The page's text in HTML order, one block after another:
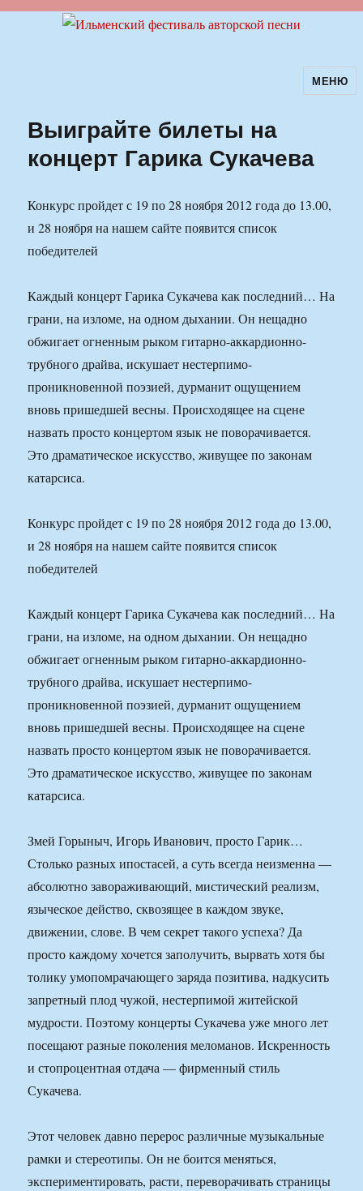
Ильменский фестиваль авторскойМЕНЮ
Выиграйте билеты на
концерт Гарика Сукачева
Конкурс пройдет с 19 по 28 ноября 2012 года до 13.00,
и 28 ноября на нашем сайте появится список
победителей
Каждый концерт Гарика Сукачева как последний… На
грани, на изломе, на одном дыхании. Он нещадно
обжигает огненным рыком гитарно-аккардионно-
трубного драйва, искушает нестерпимо-
проникновенной поэзией, дурманит ощущением
вновь пришедшей весны. Происходящее на сцене
назвать просто концертом язык не поворачивается.
Это драматическое искусство, живущее по законам
катарсиса.
Конкурс пройдет с 19 по 28 ноября 2012 года до 13.00,
и 28 ноября на нашем сайте появится список
победителей
Каждый концерт Гарика Сукачева как последний… На
грани, на изломе, на одном дыхании. Он нещадно
обжигает огненным рыком гитарно-аккардионно-
трубного драйва, искушает нестерпимо-
проникновенной поэзией, дурманит ощущением
вновь пришедшей весны. Происходящее на сцене
назвать просто концертом язык не поворачивается.
Это драматическое искусство, живущее по законам
катарсиса.
Змей Горыныч, Игорь Иванович, просто Гарик…
Столько разных ипостасей, а суть всегда неизменна —
абсолютно завораживающий, мистический реализм,
языческое действо, сквозящее в каждом звуке,
движении, слове. В чем секрет такого успеха? Да
просто каждому хочется заполучить, вырвать хотя бы
толику умопомрачающего заряда позитива, надкусить
запретный плод чужой, нестерпимой житейской
мудрости. Поэтому концерты Сукачева уже много лет
посещают разные поколения меломанов. Искренность
и стопроцентная отдача — фирменный стиль
Сукачева.
Этот человек давно перерос различные музыкальные
рамки и стереотипы. Он не боится меняться,
экспериментировать, расти, переворачивать страницы